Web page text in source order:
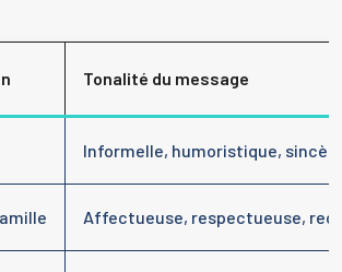
Tonalité du message
Informelle, humoristique,
Affectueuse, respectueuse,